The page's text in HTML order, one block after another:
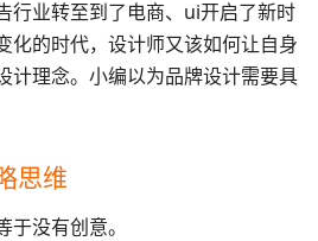
行业转至到了电商、ui开启了新时
化的时代，设计师又该如何让自身
计理念。小编以为品牌设计需要具
思维
没有创意。